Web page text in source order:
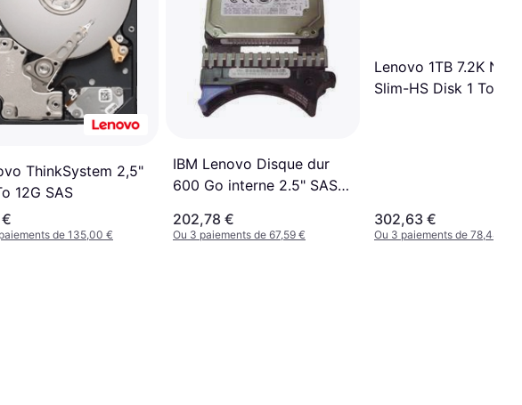
ThinkSystem 2,5"
12G SAS
de 135,00 €
IBM Lenovo Disque dur
600 Go interne 2.5" SAS
Storwize V3700 Storwize
202,78 €
Ou 3 paiements de 67,59 €
Lenovo 1TB 7.2K NL-
Slim-HS Disk 1 To
302,63 €
Ou 3 paiements de 78,44 €